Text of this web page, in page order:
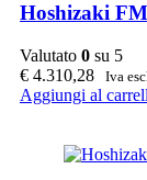
Hoshizaki
Valutato 0 su 5
€ 4.310,28 Iva
Aggiungi al